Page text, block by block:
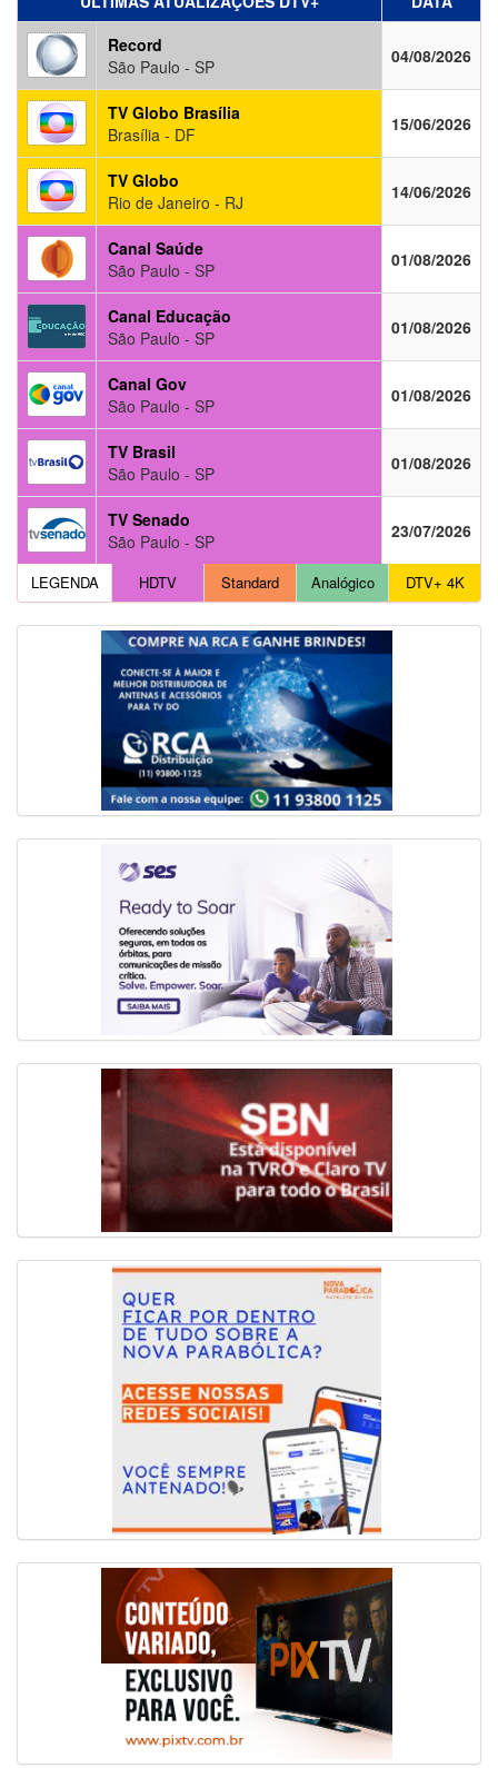
Record
São Paulo - SP
04/08/2026
TV Globo Brasília
Brasília - DF
15/06/2026
TV Globo
Rio de Janeiro - RJ
14/06/2026
Canal Saúde
São Paulo - SP
01/08/2026
Canal Educação
São Paulo - SP
01/08/2026
Canal Gov
São Paulo - SP
01/08/2026
TV Brasil
São Paulo - SP
01/08/2026
TV Senado
São Paulo - SP
23/07/2026
LEGENDA HDTV Standard Analógico DTV+ 4K